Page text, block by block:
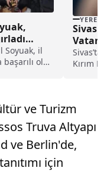
Soyuak, il
olan
YEREL
Sivas
Kırım
ve Turizm
Truva Altyapı
ve Berlin'de,
için